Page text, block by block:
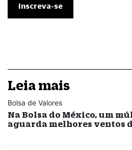
Leia mais
Bolsa de Valores
Na Bolsa do México, um
aguarda melhores ventos